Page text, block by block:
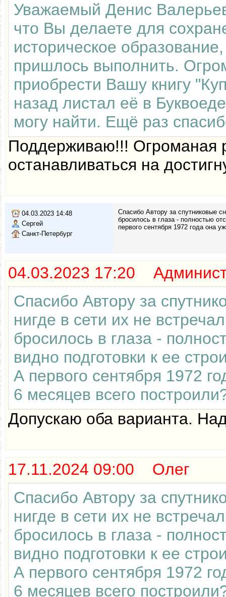
Уважаемый Денис
что Вы делаете для
историческое
пришлось выполнить.
приобрести Вашу книгу
назад листал её в
могу найти. Ещё раз
Поддерживаю!!! Огроманая
останавливаться на
04.03.2023 14:48
Сергей
Санкт-Петербург
Спасибо Автору за спутниковые
бросилось в глаза - полностью
первого сентября 1972 года она
04.03.2023 17:20
Спасибо Автору за
нигде в сети их не
бросилось в глаза -
видно подготовки к ее
А первого сентября 1972
6 месяцев всего
Допускаю оба варианта.
17.11.2024 09:00 Олег
Спасибо Автору за
нигде в сети их не
бросилось в глаза -
видно подготовки к ее
А первого сентября 1972
6 месяцев всего